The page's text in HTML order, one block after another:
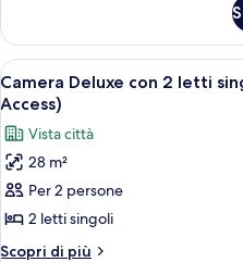
(No
Pool
Access)
Grand,
vista
oceano
(No
Access)
Apri
tutte
le
foto
per
Camera
Deluxe
con
6
Camera Deluxe con 2 letti
Access)
Vista città
28 m²
Per 2 persone
2 letti singoli
Scopri di più
Altri